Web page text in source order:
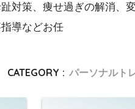
対策、痩せ過ぎの解消、
導などお任
CATEGORY : パーソナルト